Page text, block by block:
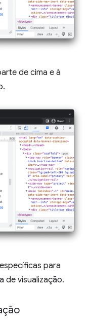
de cima e à
para
de visualização.